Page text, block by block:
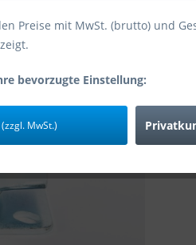
Preise mit MwSt. (brutto) und
bevorzugte Einstellung:
(zzgl. MwSt.)